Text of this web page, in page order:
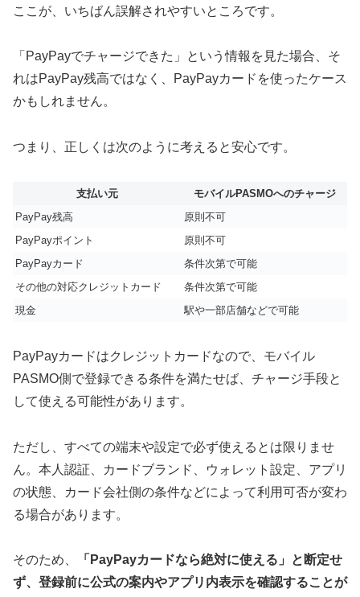
ここが、いちばん誤解されやすいところです。
「PayPayでチャージできた」という情報を見た場合、そ
れはPayPay残高ではなく、PayPayカードを使ったケース
かもしれません。
つまり、正しくは次のように考えると安心です。
支払い元
モバイルPASMOへのチャージ
PayPay残高
原則不可
PayPayポイント
原則不可
PayPayカード
条件次第で可能
その他の対応クレジットカード
条件次第で可能
現金
駅や一部店舗などで可能
PayPayカードはクレジットカードなので、モバイル
PASMO側で登録できる条件を満たせば、チャージ手段と
して使える可能性があります。
ただし、すべての端末や設定で必ず使えるとは限りませ
ん。本人認証、カードブランド、ウォレット設定、アプリ
の状態、カード会社側の条件などによって利用可否が変わ
る場合があります。
そのため、
「PayPayカードなら絶対に使える」と断定せ
ず、登録前に公式の案内やアプリ内表示を確認することが